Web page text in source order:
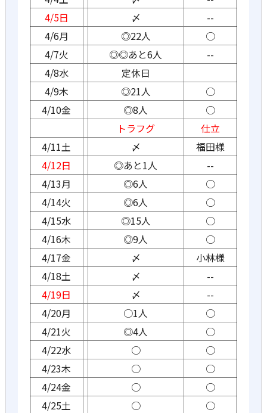
4/5日
〆
--
4/6月
◎22人
○
4/7火
◎◎あと6人
--
4/8水
定休日
4/9木
◎21人
○
4/10金
◎8人
○
トラフグ
仕立
4/11土
〆
福田様
4/12日
◎あと1人
--
4/13月
◎6人
○
4/14火
◎6人
○
4/15水
◎15人
○
4/16木
◎9人
○
4/17金
〆
小林様
4/18土
〆
--
4/19日
〆
--
4/20月
○1人
○
4/21火
◎4人
○
4/22水
○
○
4/23木
○
○
4/24金
○
○
4/25土
○
○